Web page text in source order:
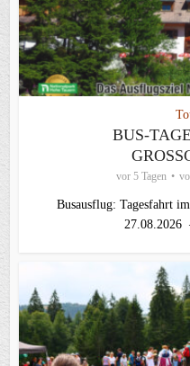
BUS-
vor 5 Tagen
Busausflug: Tagesfahrt
27.08.2026